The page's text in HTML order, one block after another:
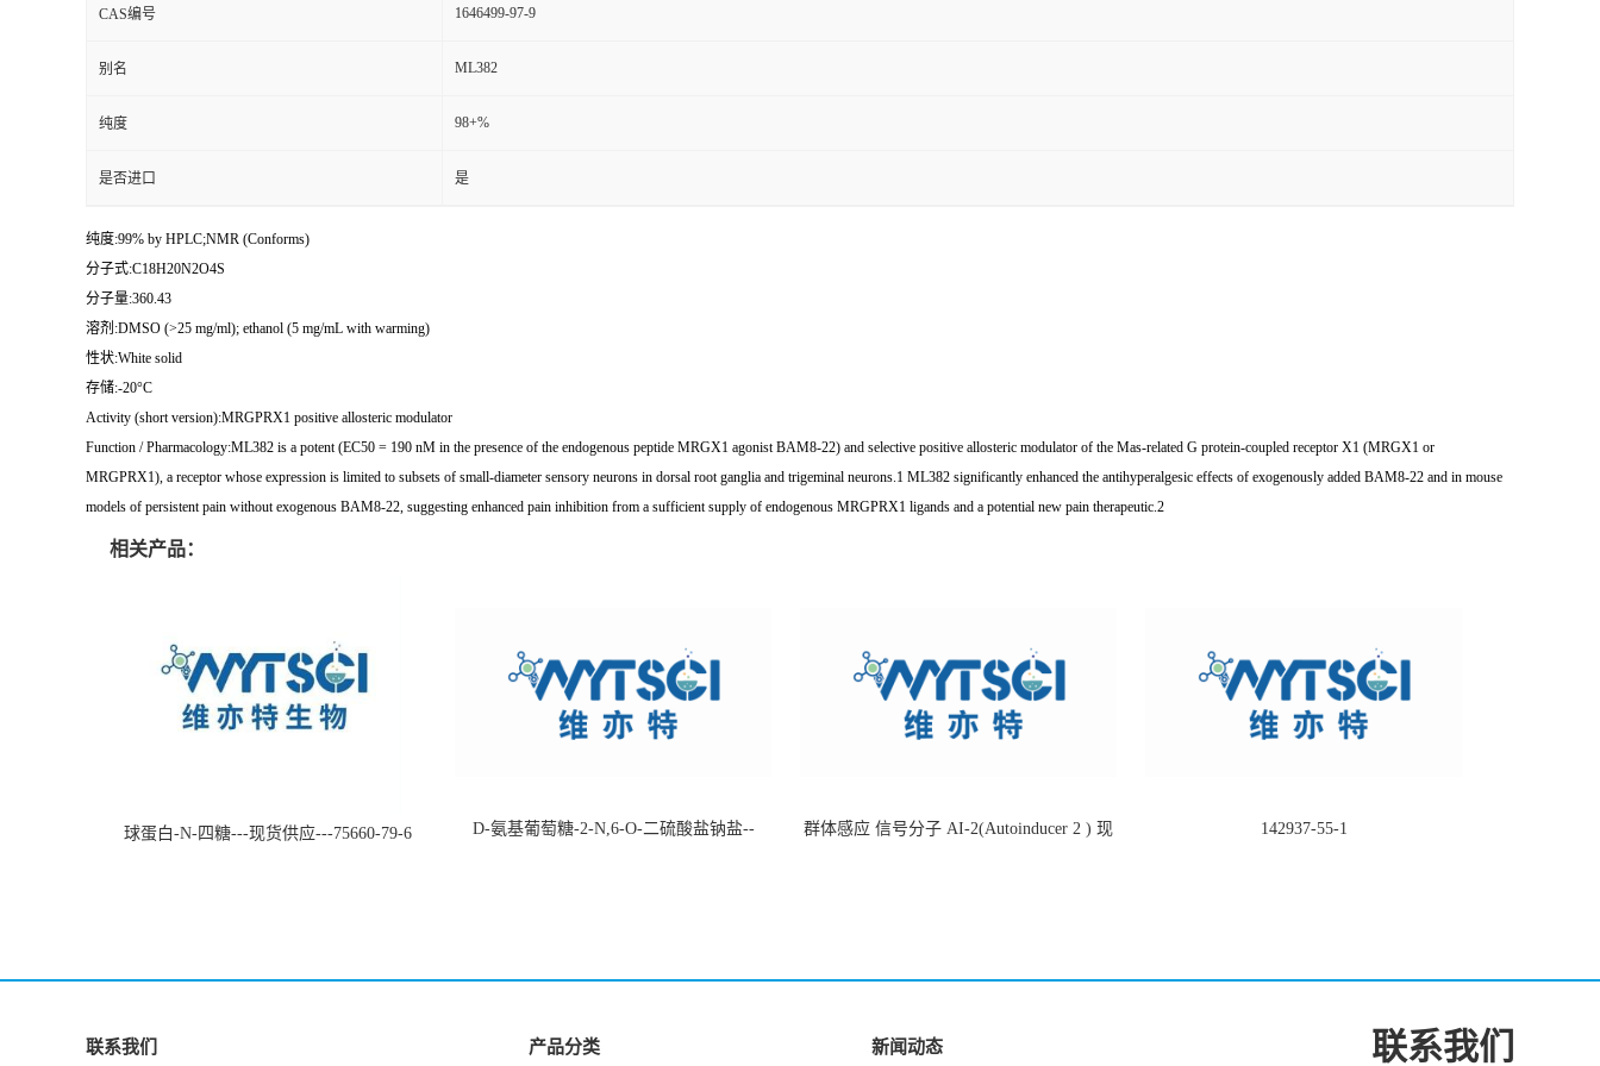
CAS编号 1646499-97-9
别名 ML382
纯度 98+%
是否进口 是
纯度:99% by HPLC;NMR (Conforms)
分子式:C18H20N2O4S
分子量:360.43
溶剂:DMSO (>25 mg/ml); ethanol (5 mg/mL with warming)
性状:White solid
存储:-20°C
Activity (short version):MRGPRX1 positive allosteric modulator
Function / Pharmacology:ML382 is a potent (EC50 = 190 nM in the presence of the endogenous peptide MRGX1 agonist BAM8-22) and selective positive allosteric modulator of the Mas-related G protein-coupled receptor X1 (MRGX1 or
MRGPRX1), a receptor whose expression is limited to subsets of small-diameter sensory neurons in dorsal root ganglia and trigeminal neurons.1 ML382 significantly enhanced the antihyperalgesic effects of exogenously added BAM8-22 and in mouse
models of persistent pain without exogenous BAM8-22, suggesting enhanced pain inhibition from a sufficient supply of endogenous MRGPRX1 ligands and a potential new pain therapeutic.2
相关产品：
球蛋白-N-四糖---现货供应---75660-79-6
D-氨基葡萄糖-2-N,6-O-二硫酸盐钠盐--
群体感应 信号分子 AI-2(Autoinducer 2 ) 现
142937-55-1
联系我们 产品分类 新闻动态 联系我们